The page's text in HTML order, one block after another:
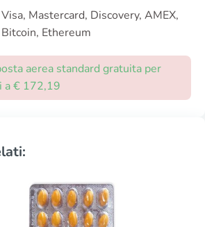
Visa, Mastercard, Discovery, AMEX,
Bitcoin, Ethereum
aerea standard gratuita per
a € 172,19